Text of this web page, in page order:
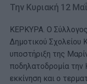
Την Κυριακή 12
ΚΕΡΚΥΡΑ. Ο
Δημοτικού Σχολείου
υποστήριξη της
ποδηλατοδρομία την
εκκίνηση και ο